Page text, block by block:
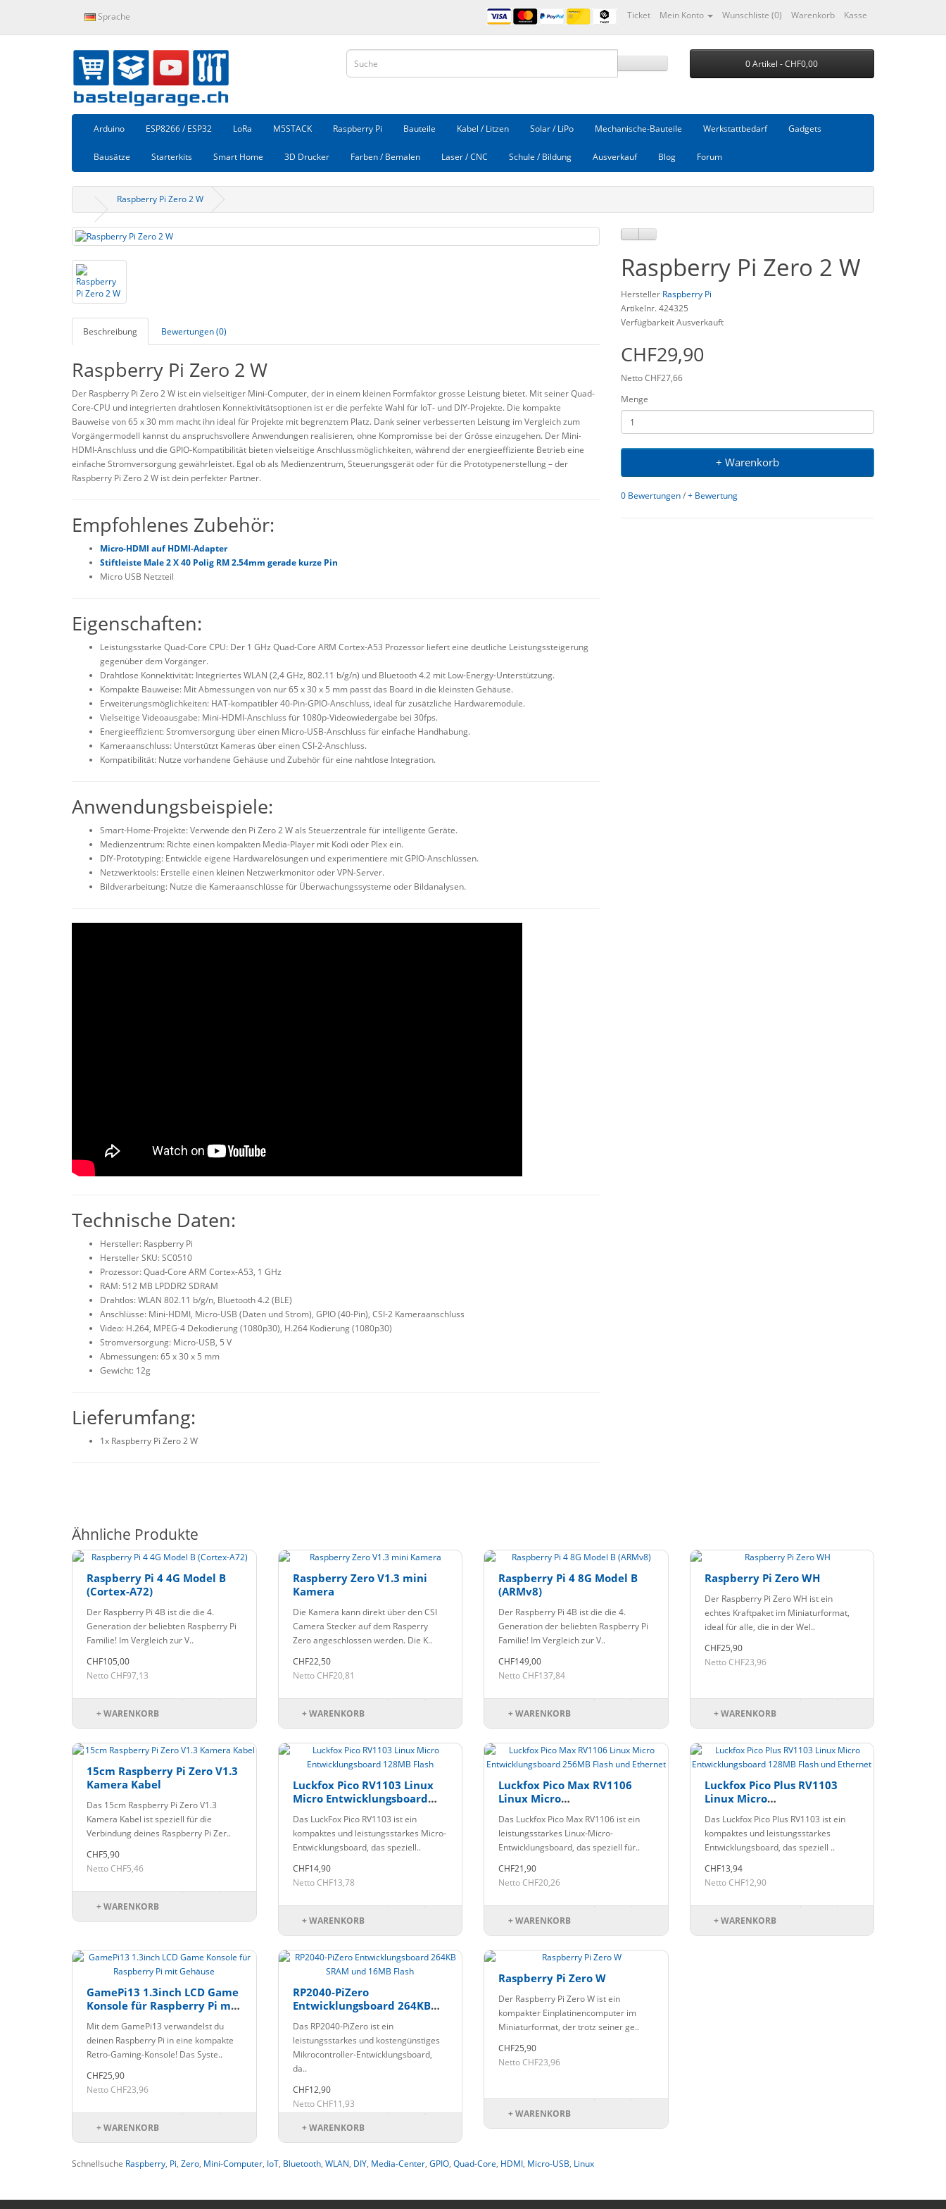
Sprache Ticket Mein Konto Wunschliste (0) Warenkorb Kasse
0 Artikel - CHF0,00
Arduino ESP8266 / ESP32 LoRa M5STACK Raspberry Pi Bauteile Kabel / Litzen Solar / LiPo Mechanische-Bauteile Werkstattbedarf Gadgets
Bausätze Starterkits Smart Home 3D Drucker Farben / Bemalen Laser / CNC Schule / Bildung Ausverkauf Blog Forum
Raspberry Pi Zero 2 W
Beschreibung Bewertungen (0)
Raspberry Pi Zero 2 W
Der Raspberry Pi Zero 2 W ist ein vielseitiger Mini-Computer, der in einem kleinen Formfaktor grosse Leistung bietet. Mit seiner Quad-
Core-CPU und integrierten drahtlosen Konnektivitätsoptionen ist er die perfekte Wahl für IoT- und DIY-Projekte. Die kompakte
Bauweise von 65 x 30 mm macht ihn ideal für Projekte mit begrenztem Platz. Dank seiner verbesserten Leistung im Vergleich zum
Vorgängermodell kannst du anspruchsvollere Anwendungen realisieren, ohne Kompromisse bei der Grösse einzugehen. Der Mini-
HDMI-Anschluss und die GPIO-Kompatibilität bieten vielseitige Anschlussmöglichkeiten, während der energieeffiziente Betrieb eine
einfache Stromversorgung gewährleistet. Egal ob als Medienzentrum, Steuerungsgerät oder für die Prototypenerstellung – der
Raspberry Pi Zero 2 W ist dein perfekter Partner.
Empfohlenes Zubehör:
Micro-HDMI auf HDMI-Adapter
Stiftleiste Male 2 X 40 Polig RM 2.54mm gerade kurze Pin
Micro USB Netzteil
Eigenschaften:
Leistungsstarke Quad-Core CPU: Der 1 GHz Quad-Core ARM Cortex-A53 Prozessor liefert eine deutliche Leistungssteigerung
gegenüber dem Vorgänger.
Drahtlose Konnektivität: Integriertes WLAN (2,4 GHz, 802.11 b/g/n) und Bluetooth 4.2 mit Low-Energy-Unterstützung.
Kompakte Bauweise: Mit Abmessungen von nur 65 x 30 x 5 mm passt das Board in die kleinsten Gehäuse.
Erweiterungsmöglichkeiten: HAT-kompatibler 40-Pin-GPIO-Anschluss, ideal für zusätzliche Hardwaremodule.
Vielseitige Videoausgabe: Mini-HDMI-Anschluss für 1080p-Videowiedergabe bei 30fps.
Energieeffizient: Stromversorgung über einen Micro-USB-Anschluss für einfache Handhabung.
Kameraanschluss: Unterstützt Kameras über einen CSI-2-Anschluss.
Kompatibilität: Nutze vorhandene Gehäuse und Zubehör für eine nahtlose Integration.
Anwendungsbeispiele:
Smart-Home-Projekte: Verwende den Pi Zero 2 W als Steuerzentrale für intelligente Geräte.
Medienzentrum: Richte einen kompakten Media-Player mit Kodi oder Plex ein.
DIY-Prototyping: Entwickle eigene Hardwarelösungen und experimentiere mit GPIO-Anschlüssen.
Netzwerktools: Erstelle einen kleinen Netzwerkmonitor oder VPN-Server.
Bildverarbeitung: Nutze die Kameraanschlüsse für Überwachungssysteme oder Bildanalysen.
Technische Daten:
Hersteller: Raspberry Pi
Hersteller SKU: SC0510
Prozessor: Quad-Core ARM Cortex-A53, 1 GHz
RAM: 512 MB LPDDR2 SDRAM
Drahtlos: WLAN 802.11 b/g/n, Bluetooth 4.2 (BLE)
Anschlüsse: Mini-HDMI, Micro-USB (Daten und Strom), GPIO (40-Pin), CSI-2 Kameraanschluss
Video: H.264, MPEG-4 Dekodierung (1080p30), H.264 Kodierung (1080p30)
Stromversorgung: Micro-USB, 5 V
Abmessungen: 65 x 30 x 5 mm
Gewicht: 12g
Lieferumfang:
1x Raspberry Pi Zero 2 W
Raspberry Pi Zero 2 W
Hersteller Raspberry Pi
Artikelnr. 424325
Verfügbarkeit Ausverkauft
CHF29,90
Netto CHF27,66
Menge
+ Warenkorb
0 Bewertungen/+ Bewertung
Ähnliche Produkte
Raspberry Pi 4 4G Model B
(Cortex-A72)
Der Raspberry Pi 4B ist die die 4.
Generation der beliebten Raspberry Pi
Familie! Im Vergleich zur V..
CHF105,00
Netto CHF97,13
+ WARENKORB
Raspberry Zero V1.3 mini
Kamera
Die Kamera kann direkt über den CSI
Camera Stecker auf dem Rasperry
Zero angeschlossen werden. Die K..
CHF22,50
Netto CHF20,81
+ WARENKORB
Raspberry Pi 4 8G Model B
(ARMv8)
Der Raspberry Pi 4B ist die die 4.
Generation der beliebten Raspberry Pi
Familie! Im Vergleich zur V..
CHF149,00
Netto CHF137,84
+ WARENKORB
Raspberry Pi Zero WH
Der Raspberry Pi Zero WH ist ein
echtes Kraftpaket im Miniaturformat,
ideal für alle, die in der Wel..
CHF25,90
Netto CHF23,96
+ WARENKORB
15cm Raspberry Pi Zero V1.3
Kamera Kabel
Das 15cm Raspberry Pi Zero V1.3
Kamera Kabel ist speziell für die
Verbindung deines Raspberry Pi Zer..
CHF5,90
Netto CHF5,46
+ WARENKORB
Luckfox Pico RV1103 Linux
Micro Entwicklungsboard
Das LuckFox Pico RV1103 ist ein
kompaktes und leistungsstarkes Micro-
Entwicklungsboard, das speziell..
CHF14,90
Netto CHF13,78
+ WARENKORB
Luckfox Pico Max RV1106
Linux Micro
Flash und Ethernet
Das Luckfox Pico Max RV1106 ist ein
leistungsstarkes Linux-Micro-
Entwicklungsboard, das speziell für..
CHF21,90
Netto CHF20,26
+ WARENKORB
Luckfox Pico Plus RV1103
Linux Micro
Flash und Ethernet
Das Luckfox Pico Plus RV1103 ist ein
kompaktes und leistungsstarkes
Entwicklungsboard, das speziell ..
CHF13,94
Netto CHF12,90
+ WARENKORB
GamePi13 1.3inch LCD Game
Konsole für Raspberry Pi mit
Mit dem GamePi13 verwandelst du
deinen Raspberry Pi in eine kompakte
Retro-Gaming-Konsole! Das Syste..
CHF25,90
Netto CHF23,96
+ WARENKORB
RP2040-PiZero
Entwicklungsboard 264KB
Das RP2040-PiZero ist ein
leistungsstarkes und kostengünstiges
Mikrocontroller-Entwicklungsboard,
da..
CHF12,90
Netto CHF11,93
+ WARENKORB
Raspberry Pi Zero W
Der Raspberry Pi Zero W ist ein
kompakter Einplatinencomputer im
Miniaturformat, der trotz seiner ge..
CHF25,90
Netto CHF23,96
+ WARENKORB
Schnellsuche Raspberry, Pi, Zero, Mini-Computer, IoT, Bluetooth, WLAN, DIY, Media-Center, GPIO, Quad-Core, HDMI, Micro-USB, Linux